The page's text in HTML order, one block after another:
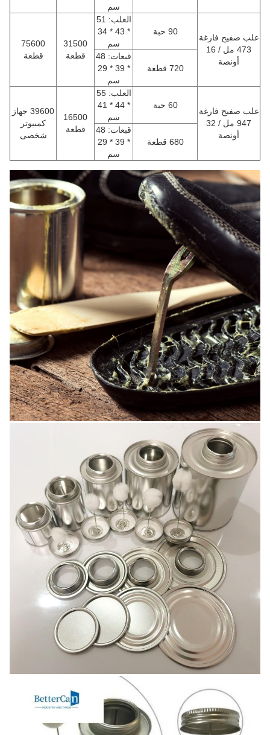
سم
علب صفيح فارغة
473 مل / 16
أونصة
العلب: 51
* 43 * 34
سم
31500
قطعة
75600
قطعة
720 قطعة
قبعات: 48
* 39 * 29
سم
علب صفيح فارغة
947 مل / 32
أونصة
العلب: 55
* 44 * 41
سم
16500
قطعة
39600 جهاز
كمبيوتر
شخصى
680 قطعة
قبعات: 48
* 39 * 29
سم